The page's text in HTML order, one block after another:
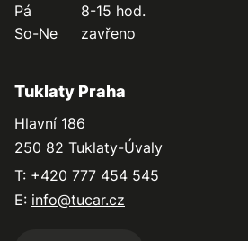
Pá
8-15 hod.
So-Ne
zavřeno
Tuklaty Praha
Hlavní 186
250 82 Tuklaty-Úvaly
T: +420 777 454 545
E: info@tucar.cz